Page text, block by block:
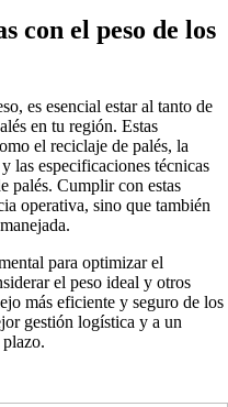
con el peso de los
es esencial estar al tanto de
en tu región. Estas
el reciclaje de palés, la
las especificaciones técnicas
palés. Cumplir con estas
operativa, sino que también
para optimizar el
el peso ideal y otros
más eficiente y seguro de los
gestión logística y a un